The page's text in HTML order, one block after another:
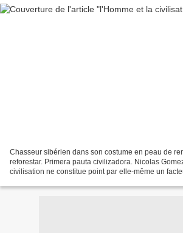
Chasseur sibérien dans son costume en peau de
reforestar. Primera pauta civilizadora. Nicolas
civilisation ne constitue point par elle-même un